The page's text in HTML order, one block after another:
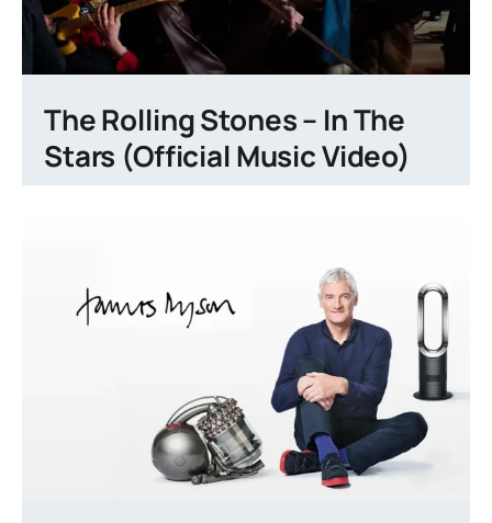
The Rolling Stones – In The
Stars (Official Music Video)